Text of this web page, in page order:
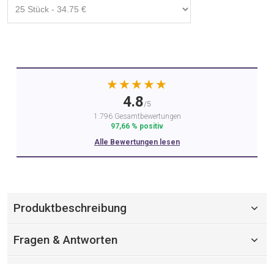
★★★★★
4.8/5
1.796 Gesamtbewertungen
97,66 % positiv
Alle Bewertungen lesen
Produktbeschreibung
Fragen & Antworten